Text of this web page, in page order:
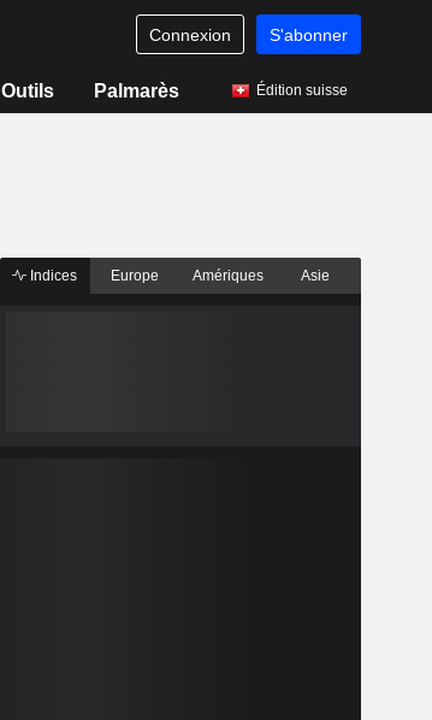
Connexion S'abonner
Outils Palmarès Édition suisse
Indices Europe Amériques Asie